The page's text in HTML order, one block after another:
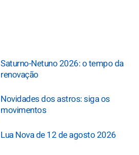
Saturno-Netuno 2026: o tempo da
renovação
Novidades dos astros: siga os
movimentos
Lua Nova de 12 de agosto 2026